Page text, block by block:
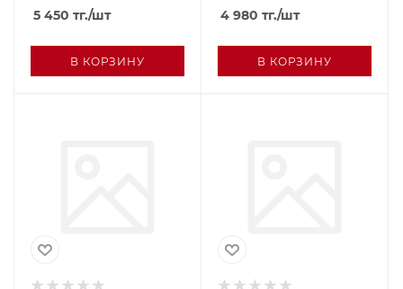
5 450 тг./шт
В КОРЗИНУ
4 980 тг./шт
В КОРЗИНУ